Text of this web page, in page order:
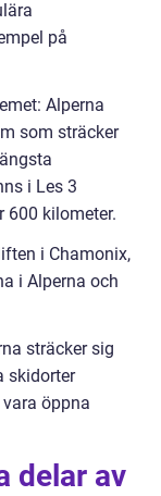
på
Alperna
som sträcker
i Les 3
600 kilometer.
i Chamonix,
i Alperna och
sträcker sig
skidorter
öppna
delar av